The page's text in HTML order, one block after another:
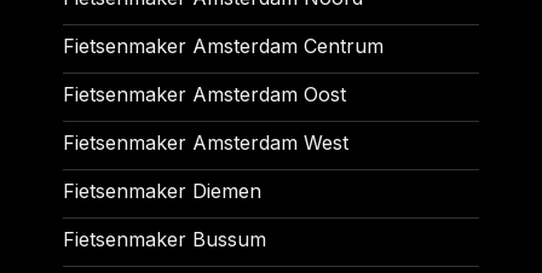
Fietsenmaker Amsterdam Centrum
Fietsenmaker Amsterdam Oost
Fietsenmaker Amsterdam West
Fietsenmaker Diemen
Fietsenmaker Bussum